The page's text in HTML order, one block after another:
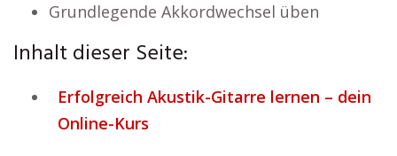
Grundlegende Akkordwechsel üben
Inhalt dieser Seite:
Erfolgreich Akustik-Gitarre lernen – dein
Online-Kurs